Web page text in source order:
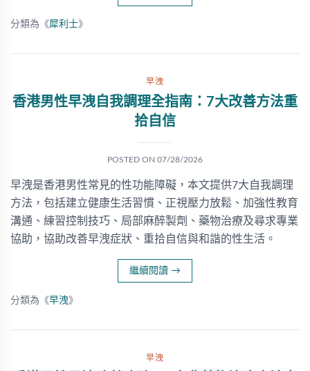
分類為《犀利士》
早洩
香港男性早洩自我調理全指南：7大改善方法重
拾自信
POSTED ON 07/28/2026
早洩是香港男性常見的性功能障礙，本文提供7大自我調理
方法，包括建立健康生活習慣、正視壓力放鬆、加強性教育
溝通、練習控制技巧、局部麻醉製劑、藥物治療及尋求專業
協助，協助改善早洩症狀、重拾自信與和諧的性生活。
繼續閱讀 →
分類為《早洩》
早洩